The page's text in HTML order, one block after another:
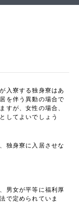
入寮する独身寮はあ
を伴う異動の場合で
すが、女性の場合、
してよいでしょう
独身寮に入居させな
男女が平等に福利厚
で定められていま